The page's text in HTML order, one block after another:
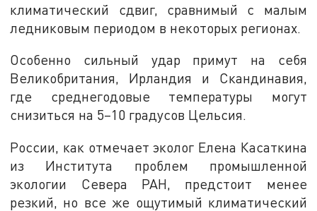
климатический сдвиг, сравнимый с малым
ледниковым периодом в некоторых регионах.
Особенно сильный удар примут на себя
Великобритания, Ирландия и Скандинавия,
где среднегодовые температуры могут
снизиться на 5–10 градусов Цельсия.
России, как отмечает эколог Елена Касаткина
из Института проблем промышленной
экологии Севера РАН, предстоит менее
резкий, но все же ощутимый климатический